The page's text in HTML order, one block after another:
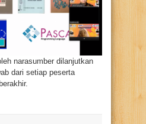
narasumber dilanjutkan
dari setiap peserta